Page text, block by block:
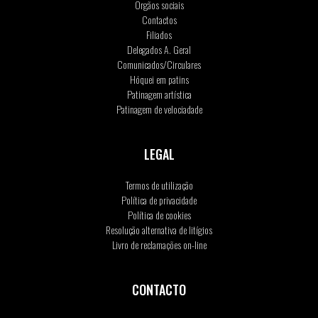
Orgãos sociais
Contactos
Filiados
Delegados A. Geral
Comunicados/Circulares
Hóquei em patins
Patinagem artística
Patinagem de velociadade
LEGAL
Termos de utilização
Política de privacidade
Política de cookies
Resolução alternativa de litígios
Livro de reclamações on-line
CONTACTO